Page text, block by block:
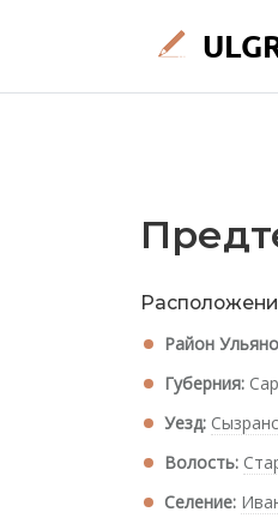
Район
Губерния:
Уезд:
Волость:
Селение: